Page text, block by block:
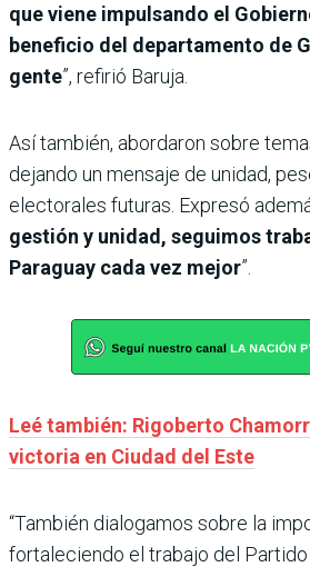
que viene impulsando el
beneficio del departamento de
gente”, refirió Baruja.
Así también, abordaron sobre
dejando un mensaje de unidad,
electorales futuras. Expresó
gestión y unidad, seguimos
Paraguay cada vez mejor”.
Leé también: Rigoberto
victoria en Ciudad del Este
“También dialogamos sobre la
fortaleciendo el trabajo del Partido